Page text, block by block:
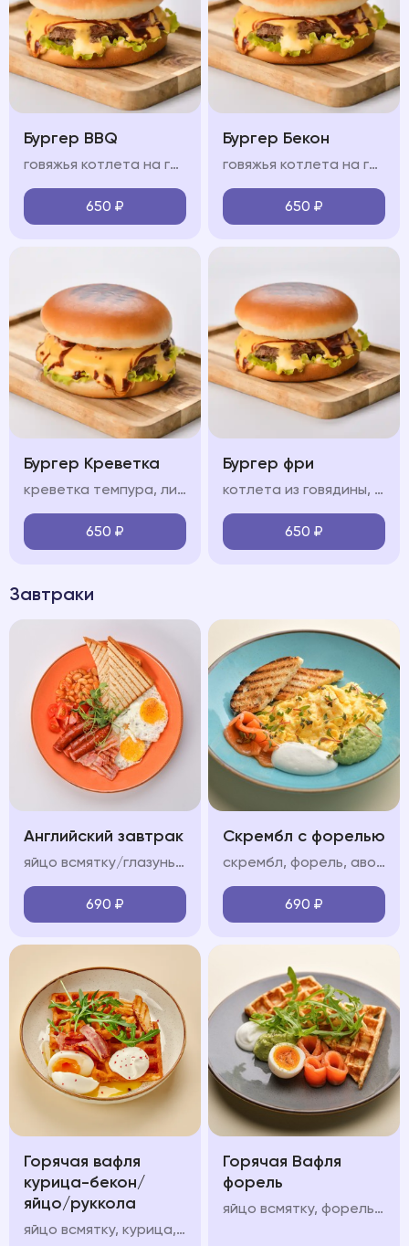
Бургер BBQ
говяжья котлета на гриле, сыр чеддер, свежие овощи, пикантный соус BBQ, мягкая булочка бриошь
650 ₽
Бургер Бекон
говяжья котлета на гриле, ломтики бекона, сыр чеддер, свежие овощи, пикантный соус, мягкая булочка бриошь
650 ₽
Бургер Креветка
креветка темпура, лист салата, красный лук, маринованный огурец, бриошь, сливочный сыр, соус, помидор
650 ₽
Бургер фри
котлета из говядины, лист салата, красный лук, маринованный огурец, соус, сыр чеддер, картофель фри
650 ₽
Завтраки
Английский завтрак
яйцо всмятку/глазунья, бекон, колбаски, фасоль в томатном соусе, помидор, тосты
690 ₽
Скрембл с форелью
скрембл, форель, авокадо мусс, крем фреш, пармезан/тосты
690 ₽
Горячая вафля
курица-бекон/
яйцо/руккола
яйцо всмятку, курица, авокадо мусс, крем фреш, руккола
Горячая Вафля
форель
яйцо всмятку, форель, авокадо мусс, крем фреш, руккола